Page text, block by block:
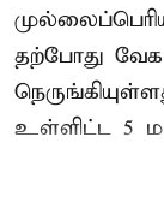
தற்போது
உள்ளிட்ட 5